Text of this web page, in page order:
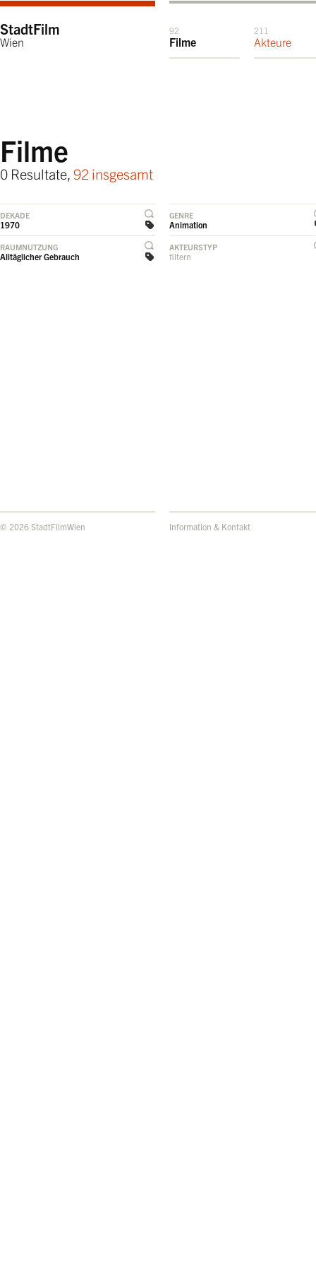
StadtFilm
Wien
92
Filme
211
Akteure
Filme
0 Resultate, 92 insgesamt
DEKADE
1970
GENRE
Animation
RAUMNUTZUNG
Alltäglicher Gebrauch
AKTEURSTYP
filtern
© 2026 StadtFilmWien Information & Kontakt